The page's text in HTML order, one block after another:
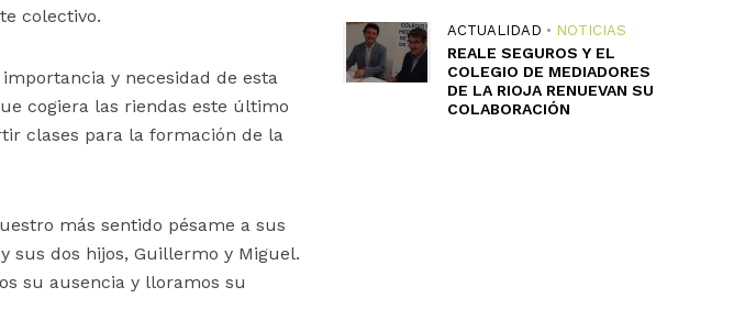
colectivo.
y necesidad de esta
cogiera las riendas este último
clases para la formación de la
más sentido pésame a sus
sus dos hijos, Guillermo y Miguel.
su ausencia y lloramos su
ACTUALIDAD • NOTICIAS
REALE SEGUROS Y EL
COLEGIO DE MEDIADORES
DE LA RIOJA RENUEVAN SU
COLABORACIÓN